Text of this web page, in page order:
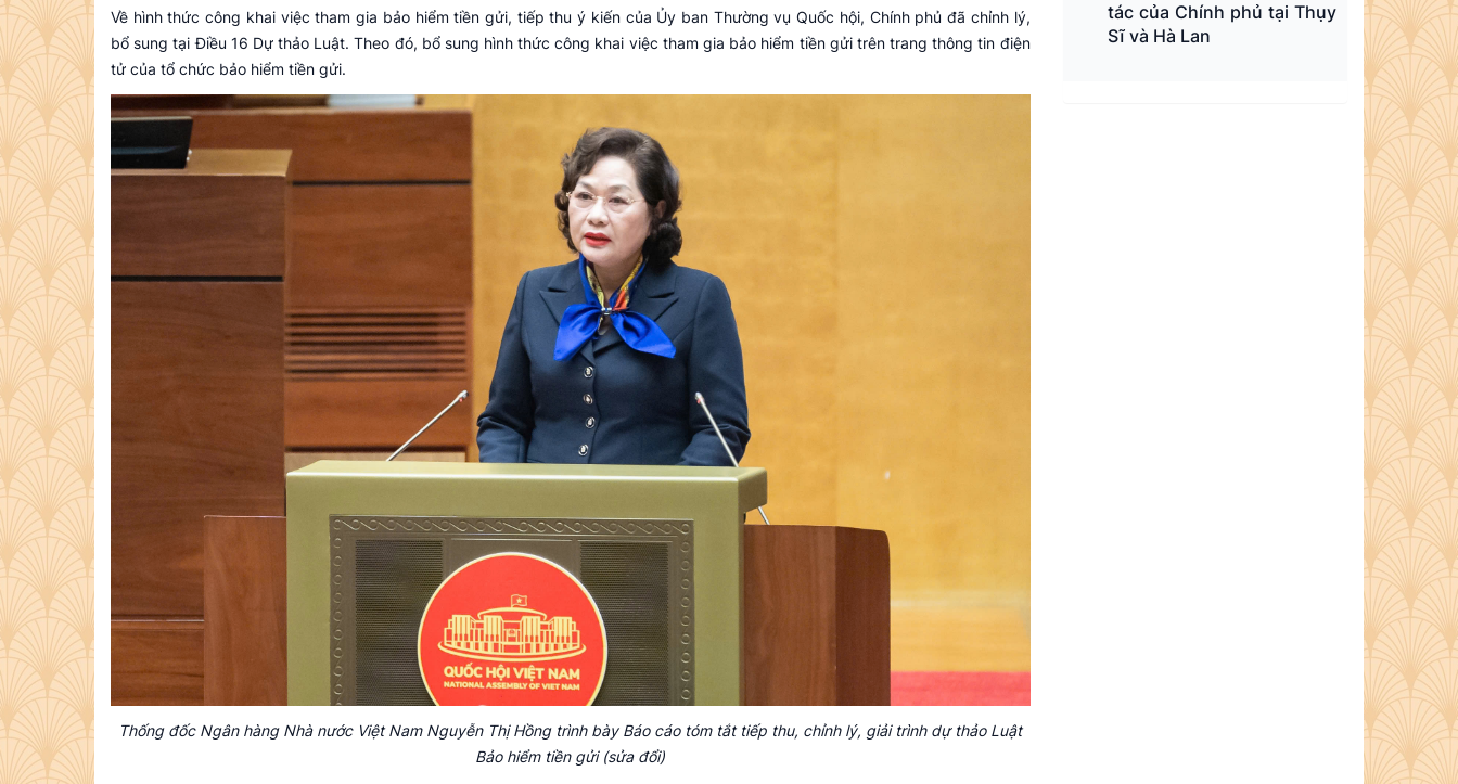
Về hình thức công khai việc tham gia bảo hiểm tiền gửi, tiếp thu ý kiến của Ủy ban Thường vụ Quốc hội, Chính phủ đã chỉnh lý,
bổ sung tại Điều 16 Dự thảo Luật. Theo đó, bổ sung hình thức công khai việc tham gia bảo hiểm tiền gửi trên trang thông tin điện
tử của tổ chức bảo hiểm tiền gửi.
Thống đốc Ngân hàng Nhà nước Việt Nam Nguyễn Thị Hồng trình bày Báo cáo tóm tắt tiếp thu, chỉnh lý, giải trình dự thảo Luật
Bảo hiểm tiền gửi (sửa đổi)
tác của Chính phủ tại Thụy
Sĩ và Hà Lan